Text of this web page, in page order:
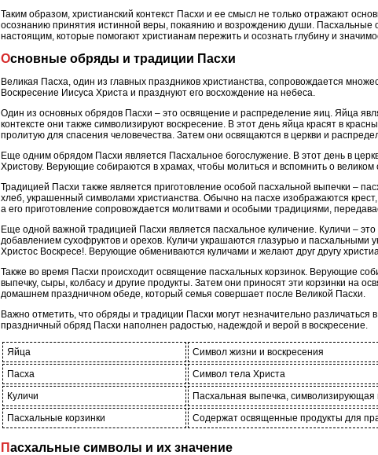
Таким образом, христианский контекст Пасхи и ее смысл не только отражают
осознанию принятия истинной веры, покаянию и возрождению души.
настоящим, которые помогают христианам пережить и осознать глубину и
Основные обряды и традиции Пасхи
Великая Пасха, один из главных праздников христианства, сопровождается
Воскресение Иисуса Христа и празднуют его восхождение на небеса.
Один из основных обрядов Пасхи – это освящение и распределение яиц. Яйца
контексте они также символизируют воскресение. В этот день яйца красят в
пролитую для спасения человечества. Затем они освящаются в церкви и
Еще одним обрядом Пасхи является Пасхальное богослужение. В этот день в
Христову. Верующие собираются в храмах, чтобы молиться и вспомнить о
Традицией Пасхи также является приготовление особой пасхальной выпечки –
хлеб, украшенный символами христианства. Обычно на пасхе изображаются
а его приготовление сопровождается молитвами и особыми традициями,
Еще одной важной традицией Пасхи является пасхальное куличение. Куличи –
добавлением сухофруктов и орехов. Куличи украшаются глазурью и пасхальными
Христос Воскресе!. Верующие обмениваются куличами и желают друг другу
Также во время Пасхи происходит освящение пасхальных корзинок. Верующие
выпечку, сыры, колбасу и другие продукты. Затем они приносят эти корзинки на
домашнем праздничном обеде, который семья совершает после Великой Пасхи.
Важно отметить, что обряды и традиции Пасхи могут незначительно различаться
праздничный обряд Пасхи наполнен радостью, надеждой и верой в воскресение.
Яйца
Символ жизни и воскресения
Пасха
Символ тела Христа
Куличи
Пасхальная выпечка, символизирующая
Пасхальные корзинки
Содержат освященные продукты для
Пасхальные символы и их значение